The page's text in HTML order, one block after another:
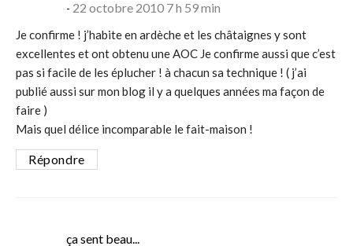
22 octobre 2010 7 h 59 min
Je confirme ! j’habite en ardèche et les châtaignes y sont
excellentes et ont obtenu une AOC Je confirme aussi que c’est
pas si facile de les éplucher ! à chacun sa technique ! ( j’ai
publié aussi sur mon blog il y a quelques années ma façon de
faire )
Mais quel délice incomparable le fait-maison !
Répondre
ça sent beau...says: